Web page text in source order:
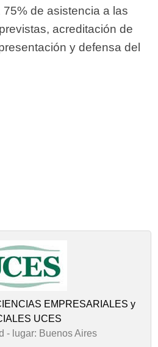
de asistencia a las
acreditación de
y defensa del
EMPRESARIALES y
UCES
- lugar: Buenos Aires